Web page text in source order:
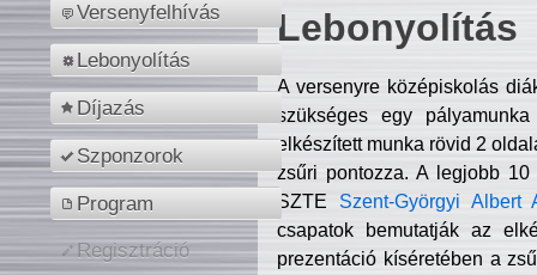
Versenyfelhívás
Lebonyolítás
Díjazás
Szponzorok
Program
Regisztráció
Lebonyolítás
A versenyre középiskolás
szükséges egy
elkészített munka rövid 2
zsűri pontozza. A legjobb
SZTE Szent-Györgyi Albert
csapatok bemutatják az
prezentáció kíséretében a